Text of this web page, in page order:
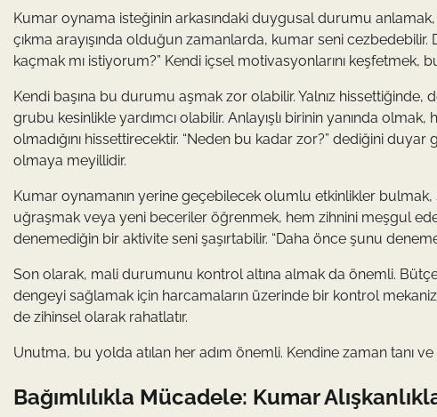
Kumar oynama isteğinin arkasındaki duygusal durumu anlamak,
çıkma arayışında olduğun zamanlarda, kumar seni
kaçmak mı istiyorum?” Kendi içsel motivasyonlarını keşfetmek,
Kendi başına bu durumu aşmak zor olabilir. Yalnız
grubu kesinlikle yardımcı olabilir. Anlayışlı birinin yanında
olmadığını hissettirecektir. “Neden bu kadar zor?” dediğini duyar
olmaya meyillidir.
Kumar oynamanın yerine geçebilecek olumlu etkinlikler
uğraşmak veya yeni beceriler öğrenmek, hem zihnini meşgul
denemediğin bir aktivite seni şaşırtabilir. “Daha önce şunu
Son olarak, mali durumunu kontrol altına almak da önemli.
dengeyi sağlamak için harcamaların üzerinde bir kontrol
de zihinsel olarak rahatlatır.
Unutma, bu yolda atılan her adım önemli. Kendine zaman tanı ve
Bağımlılıkla Mücadele: Kumar